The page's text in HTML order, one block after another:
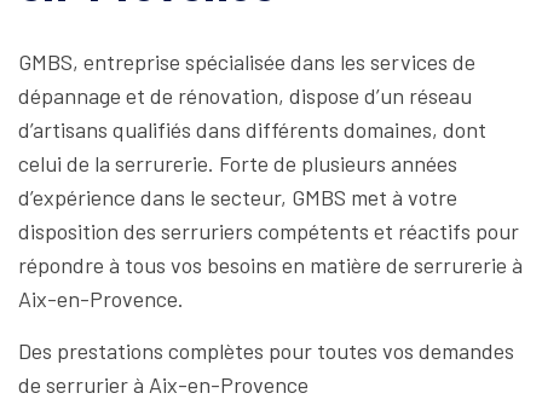
GMBS, entreprise spécialisée dans les services de
dépannage et de rénovation, dispose d’un réseau
d’artisans qualifiés dans différents domaines, dont
celui de la serrurerie. Forte de plusieurs années
d’expérience dans le secteur, GMBS met à votre
disposition des serruriers compétents et réactifs pour
répondre à tous vos besoins en matière de serrurerie à
Aix-en-Provence.
Des prestations complètes pour toutes vos demandes
de serrurier à Aix-en-Provence